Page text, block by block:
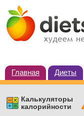
Главная Диеты
Калькуляторы
калорийности